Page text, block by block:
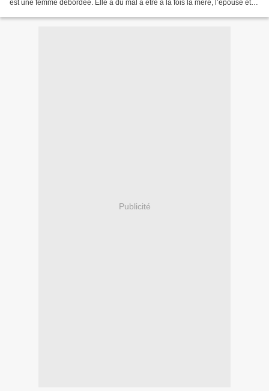
est une femme débordée. Elle a du mal à être à la fois la mère, l’épouse et
Publicité